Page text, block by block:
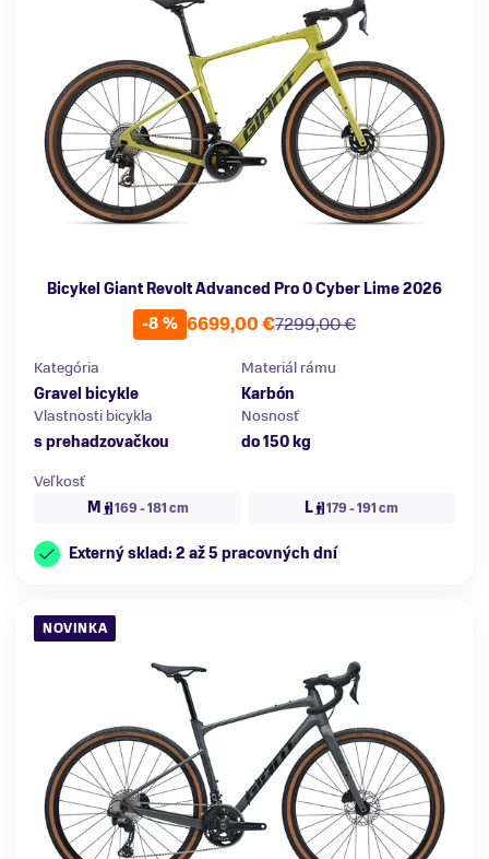
Bicykel Giant Revolt Advanced Pro 0 Cyber Lime 2026
-8 %
7299,00 €
6699,00 €
Kategória
Gravel bicykle
Materiál rámu
Karbón
Vlastnosti bicykla
s prehadzovačkou
Nosnosť
do 150 kg
Veľkosť
M
169 - 181 cm L 179 - 191 cm
Externý sklad: 2 až 5 pracovných dní
NOVINKA